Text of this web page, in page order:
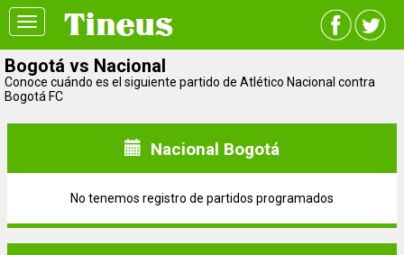
Toggle
navigation
Bogotá vs Nacional
Conoce cuándo es el siguiente partido de Atlético Nacional contra
Bogotá FC
Nacional Bogotá
No tenemos registro de partidos programados